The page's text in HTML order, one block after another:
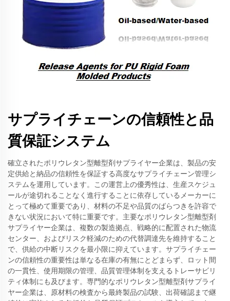
サプライチェーンの信頼性と品
質保証システム
確立されたポリウレタン型離型剤サプライヤー企業は、製品の安
定供給と納品の信頼性を保証する高度なサプライチェーン管理シ
ステムを運用しています。この運営上の優秀性は、生産スケジュ
ールが途切れることなく進行することに依存しているメーカーに
とって極めて重要であり、材料の不足や品質のばらつきを許容で
きない状況において特に重要です。主要なポリウレタン型離型剤
サプライヤー企業は、複数の製造拠点、戦略的に配置された物流
センター、およびリスク軽減のための代替調達先を維持すること
で、供給の中断リスクを最小限に抑えています。サプライチェー
ンの信頼性の重要性は単なる在庫の有無にとどまらず、ロット間
の一貫性、使用期限の管理、品質管理体制を支えるトレーサビリ
ティ体制にも及びます。専門的なポリウレタン型離型剤サプライ
ヤー企業は、原材料の検査から最終製品の試験、出荷確認まで継